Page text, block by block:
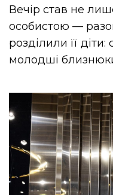
Вечір став не
особистою —
розділили її
молодші